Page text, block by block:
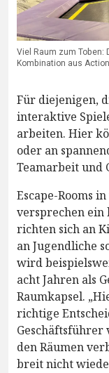
Viel Raum zum Toben:
Kombination aus
Für diejenigen,
interaktive
arbeiten. Hier
oder an
Teamarbeit und
Escape-Rooms
versprechen ein
richten sich an
an Jugendliche
wird
acht Jahren als
Raumkapsel.
richtige
Geschäftsführer
den Räumen
breit nicht